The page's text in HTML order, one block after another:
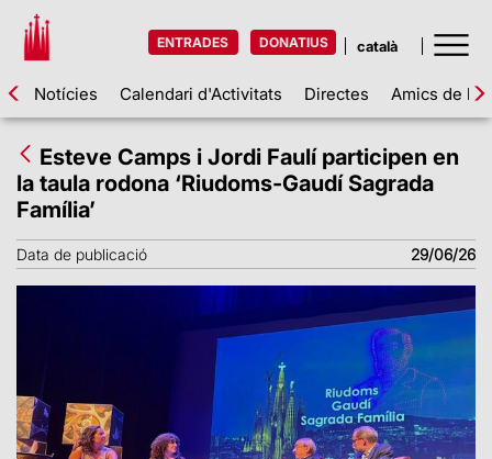
ENTRADES DONATIUS
Notícies Calendari d'Activitats Directes Amics de la
Esteve Camps i Jordi Faulí participen en
la taula rodona ‘Riudoms-Gaudí Sagrada
Família’
Data de publicació 29/06/26